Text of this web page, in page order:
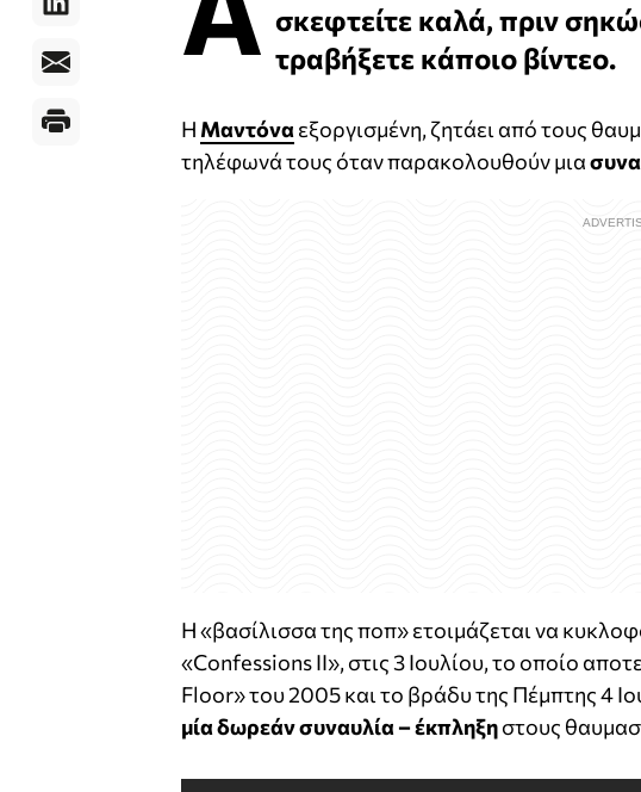
σκεφτείτε καλά, πριν
τραβήξετε κάποιο βίντεο.
Η Μαντόνα εξοργισμένη, ζητάει από τους
τηλέφωνά τους όταν παρακολουθούν μια
Η «βασίλισσα της ποπ» ετοιμάζεται να
«Confessions II», στις 3 Ιουλίου, το οποίο
Floor» του 2005 και το βράδυ της Πέμπτης 4
μία δωρεάν συναυλία – έκπληξηστους